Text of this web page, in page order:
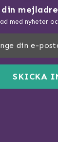
din
med nyheter
SKICKA
roligare